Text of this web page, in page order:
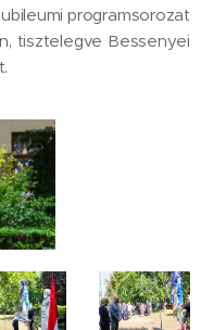
programsorozat
tisztelegve Bessenyei